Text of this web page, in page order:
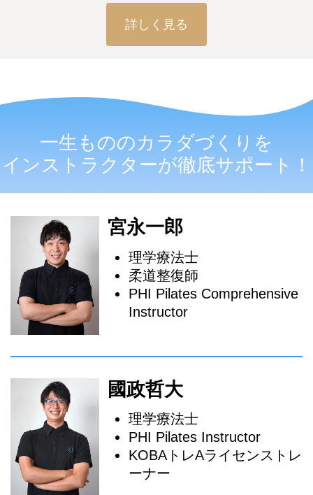
詳しく見る
一生もののカラダづくりを
インストラクターが徹底サポート！
宮永一郎
理学療法士
柔道整復師
PHI Pilates Comprehensive
Instructor
國政哲大
理学療法士
PHI Pilates Instructor
KOBAトレAライセンストレ
ーナー